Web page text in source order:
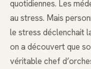
quotidiennes. Les
au stress. Mais
le stress déclenchait
on a découvert que
véritable chef